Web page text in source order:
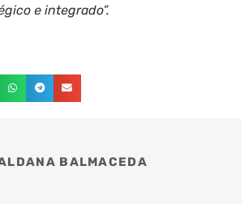
e integrado”.
BALMACEDA